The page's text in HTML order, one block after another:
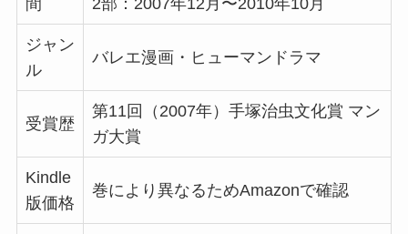
間 2部：2007年12月〜2010年10月
ジャン
ル
バレエ漫画・ヒューマンドラマ
受賞歴
第11回（2007年）手塚治虫文化賞 マン
ガ大賞
Kindle
版価格
巻により異なるためAmazonで確認